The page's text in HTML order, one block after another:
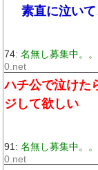
素直に泣い
74: 名無し募集中。
0.net
ハチ公で泣けた
ジして欲しい
91: 名無し募集中。
0.net